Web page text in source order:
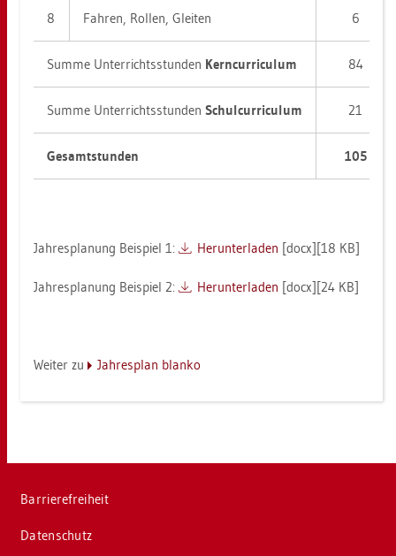
8 Fah­ren, Rol­len, Glei­ten 6
Summe Un­ter­richts­stun­den Kern­cur­ri­cu­lum 84
Summe Un­ter­richts­stun­den Schul­cur­ri­cu­lum 21
Ge­samt­stun­den 105
Jah­res­pla­nung Bei­spiel 1: Her­un­ter­la­den [docx][18 KB]
Jah­res­pla­nung Bei­spiel 2: Her­un­ter­la­den [docx][24 KB]
Wei­ter zu Jah­res­plan blan­ko
Bar­rie­re­frei­heit
Da­ten­schutz